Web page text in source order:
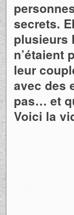
secrets.
plusieurs
n’étaient
leur
avec des
pas… et
Voici la